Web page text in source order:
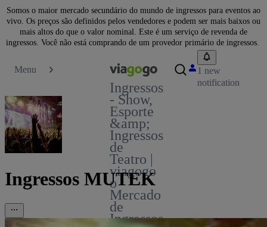
Somos o maior mercado secundário do mundo de ingressos para eventos ao
vivo. Os preços são definidos pelos vendedores e podem ser mais baixos ou
mais altos do que o valor nominal. Este é um serviço de revenda de
ingressos. Você não está comprando de um provedor primário de ingressos.
Menu
Ingressos
- Show,
Esporte
&amp;
Ingressos
de
Teatro |
viagogo
o
Mercado
de
Ingressos
1 new
notification
Ingressos MUTEK